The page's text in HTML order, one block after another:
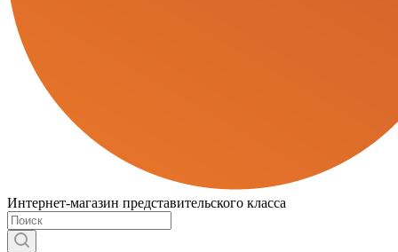
Интернет-магазин представительского класса